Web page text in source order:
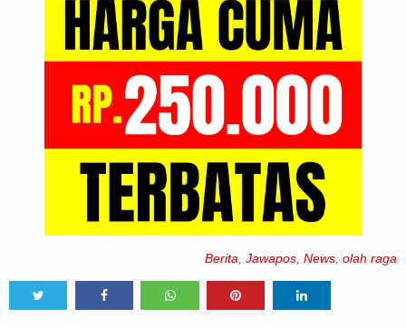
Berita Jawapos News olah raga